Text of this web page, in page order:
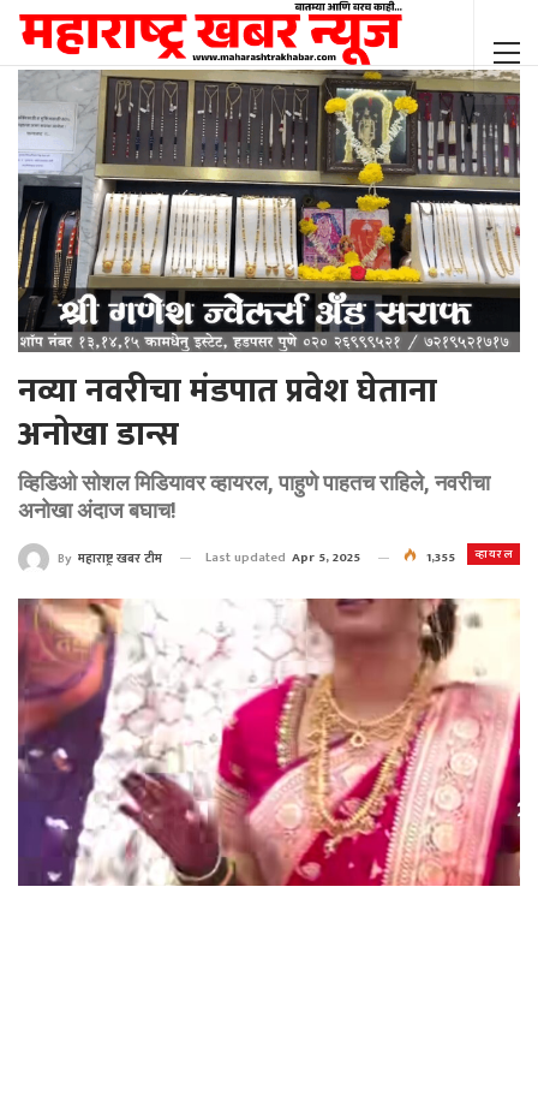
नव्या नवरीचा मंडपात प्रवेश घेताना
अनोखा डान्स
व्हिडिओ सोशल मिडियावर व्हायरल, पाहुणे पाहतच राहिले, नवरीचा
अनोखा अंदाज बघाच!
व्हायरल
By महाराष्ट्र खबर टीम Last updated Apr 5, 2025 1,355